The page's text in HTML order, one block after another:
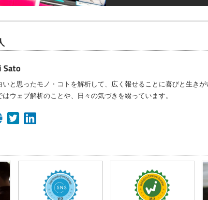
Sato
いと思ったモノ・コトを解析して、広く報せることに喜びと生き
はウェブ解析のことや、日々の気づきを綴っています。